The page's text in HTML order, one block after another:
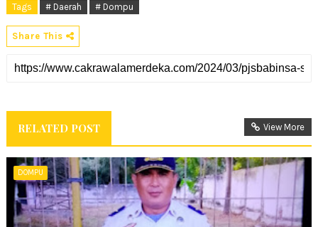
Tags # Daerah # Dompu
Share This
RELATED POST View More
DOMPU